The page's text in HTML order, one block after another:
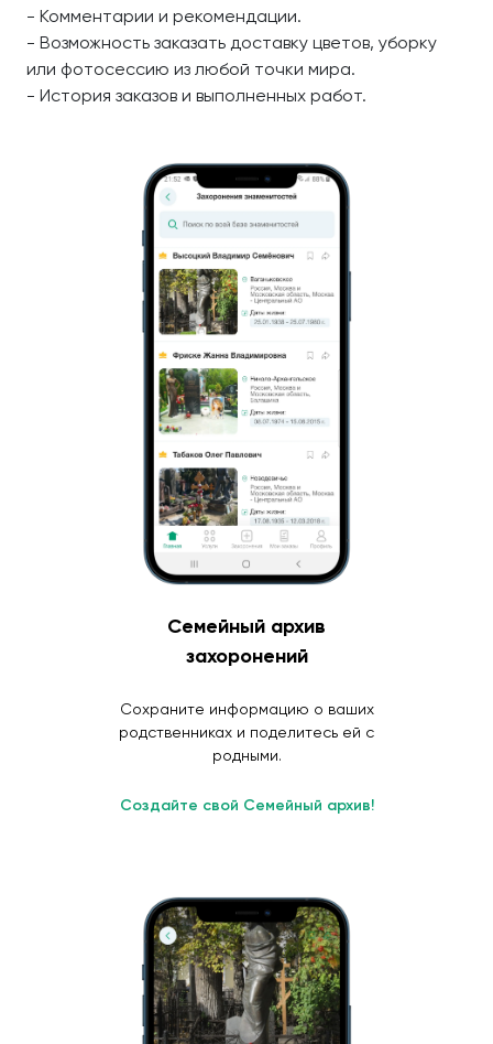
- Комментарии и рекомендации.
- Возможность заказать доставку цветов, уборку
или фотосессию из любой точки мира.
- История заказов и выполненных работ.
Семейный архив
захоронений
Сохраните информацию о ваших
родственниках и поделитесь ей с
родными.
Создайте свой Семейный архив!